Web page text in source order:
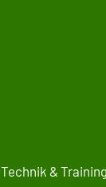
Technik & Training